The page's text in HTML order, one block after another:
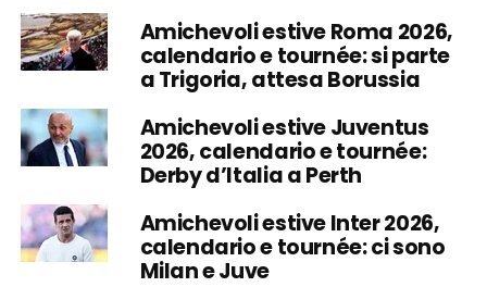
Amichevoli estive Roma 2026,
calendario e tournée: si parte
a Trigoria, attesa Borussia
Amichevoli estive Juventus
2026, calendario e tournée:
Derby d’Italia a Perth
Amichevoli estive Inter 2026,
calendario e tournée: ci sono
Milan e Juve